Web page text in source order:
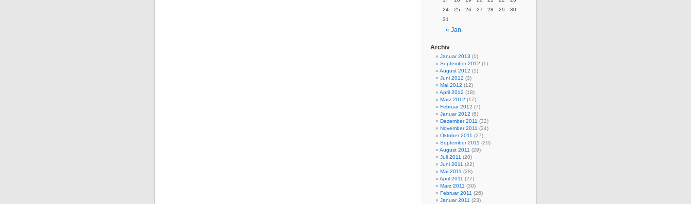
« Jan.
24
25 26 27 28 29
30
31
Archiv
Januar 2013 (1)
September 2012 (1)
August 2012 (1)
Juni 2012 (3)
Mai 2012 (12)
April 2012 (18)
März 2012 (17)
Februar 2012 (7)
Januar 2012 (8)
Dezember 2011 (32)
November 2011 (24)
Oktober 2011 (27)
September 2011 (29)
August 2011 (29)
Juli 2011 (20)
Juni 2011 (22)
Mai 2011 (28)
April 2011 (27)
März 2011 (30)
Februar 2011 (26)
Januar 2011 (23)